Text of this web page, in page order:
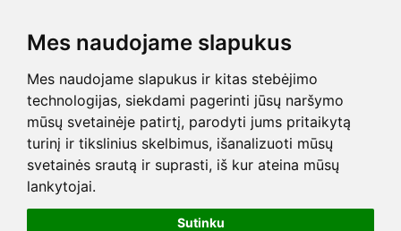
Mes naudojame slapukus
Mes naudojame slapukus ir kitas stebėjimo
technologijas, siekdami pagerinti jūsų naršymo
mūsų svetainėje patirtį, parodyti jums pritaikytą
turinį ir tikslinius skelbimus, išanalizuoti mūsų
svetainės srautą ir suprasti, iš kur ateina mūsų
lankytojai.
Sutinku